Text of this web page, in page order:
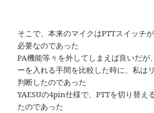
そこで、本来のマイクはPTTスイッチ
必要なのであった
PA機能等々を外してしまえば良いだが
ーを入れる手間を比較した時に、私は
判断したのであった
YAESUの4pin仕様で、PTTを切り替え
たのであった